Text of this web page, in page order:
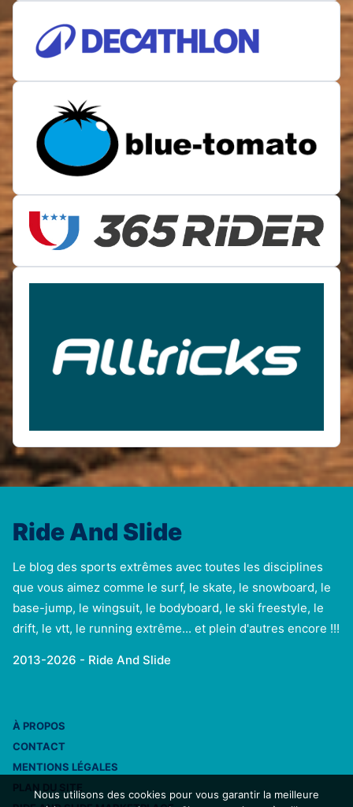
Ride And Slide
Le blog des sports extrêmes avec toutes les disciplines
que vous aimez comme le surf, le skate, le snowboard, le
base-jump, le wingsuit, le bodyboard, le ski freestyle, le
drift, le vtt, le running extrême... et plein d'autres encore !!!
2013-2026 - Ride And Slide
À PROPOS
CONTACT
MENTIONS LÉGALES
Nous utilisons des cookies pour vous garantir la meilleure